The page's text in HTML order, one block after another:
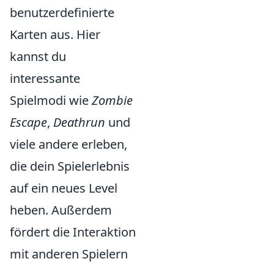
benutzerdefinierte
Karten aus. Hier
kannst du
interessante
Spielmodi wieZombie
Escape, Deathrun und
viele andere erleben,
die dein Spielerlebnis
auf ein neues Level
heben. Außerdem
fördert die Interaktion
mit anderen Spielern